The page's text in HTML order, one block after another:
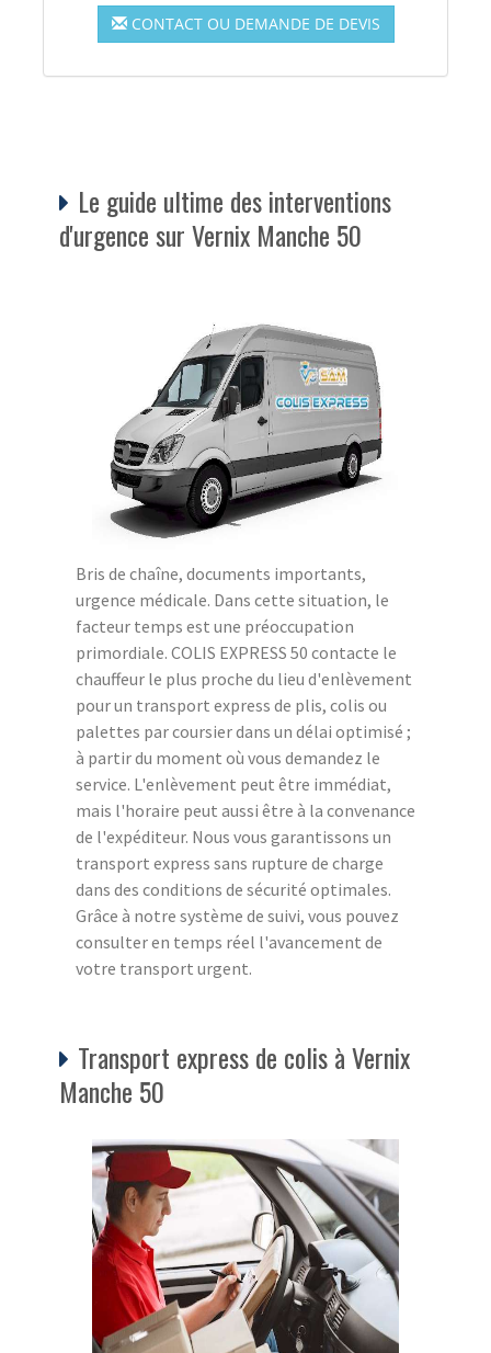
CONTACT OU DEMANDE DE DEVIS
Le guide ultime des interventions
d'urgence sur Vernix Manche 50
Bris de chaîne, documents importants,
urgence médicale. Dans cette situation, le
facteur temps est une préoccupation
primordiale. COLIS EXPRESS 50 contacte le
chauffeur le plus proche du lieu d'enlèvement
pour un transport express de plis, colis ou
palettes par coursier dans un délai optimisé ;
à partir du moment où vous demandez le
service. L'enlèvement peut être immédiat,
mais l'horaire peut aussi être à la convenance
de l'expéditeur. Nous vous garantissons un
transport express sans rupture de charge
dans des conditions de sécurité optimales.
Grâce à notre système de suivi, vous pouvez
consulter en temps réel l'avancement de
votre transport urgent.
Transport express de colis à Vernix
Manche 50